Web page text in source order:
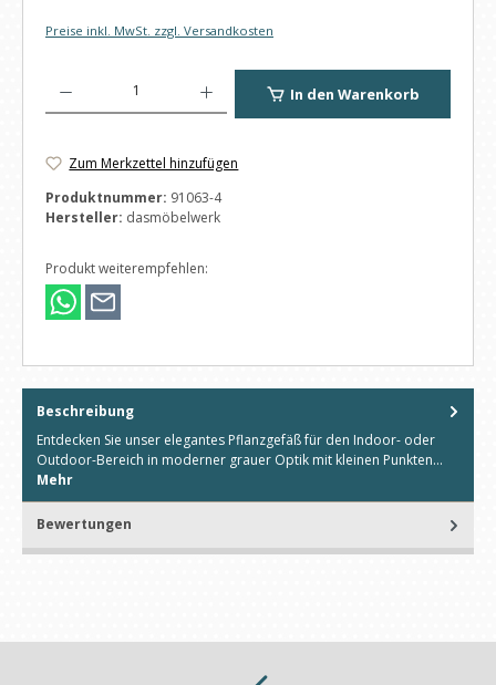
Preise inkl. MwSt. zzgl. Versandkosten
In den Warenkorb
Zum Merkzettel hinzufügen
Produktnummer: 91063-4
Hersteller: dasmöbelwerk
Produkt weiterempfehlen:
Beschreibung
Entdecken Sie unser elegantes Pflanzgefäß für den Indoor- oder
Outdoor-Bereich in moderner grauer Optik mit kleinen Punkten…
Mehr
Bewertungen